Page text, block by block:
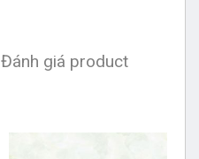
Đánh giá product